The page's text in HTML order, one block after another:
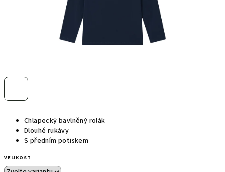
Chlapecký bavlněný rolák
Dlouhé rukávy
S předním potiskem
VELIKOST